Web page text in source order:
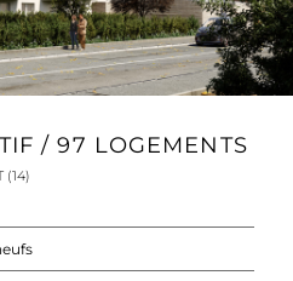
/ 97 LOGEMENTS
(14)